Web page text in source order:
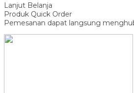
Lanjut Belanja
Produk Quick Order
Pemesanan dapat langsung